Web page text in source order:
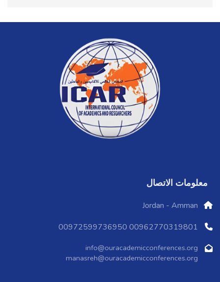
معلومات الاتصال
Jordan - Amman
00962770319801 00972599736950
info@ouracademicconferences.org
manasreh@ouracademicconferences.org